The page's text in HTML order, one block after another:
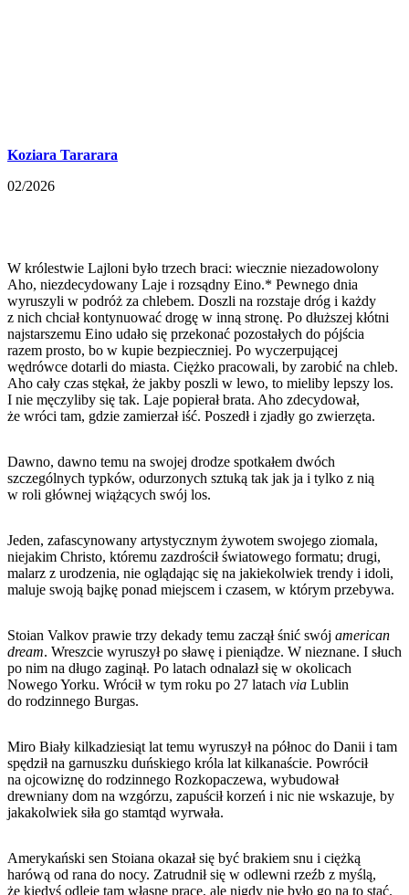
Koziara Tararara
02/2026
W królestwie Lajloni było trzech braci: wiecznie niezadowolony
Aho, niezdecydowany Laje i rozsądny Eino.* Pewnego dnia
wyruszyli w podróż za chlebem. Doszli na rozstaje dróg i każdy
z nich chciał kontynuować drogę w inną stronę. Po dłuższej kłótni
najstarszemu Eino udało się przekonać pozostałych do pójścia
razem prosto, bo w kupie bezpieczniej. Po wyczerpującej
wędrówce dotarli do miasta. Ciężko pracowali, by zarobić na chleb.
Aho cały czas stękał, że jakby poszli w lewo, to mieliby lepszy los.
I nie męczyliby się tak. Laje popierał brata. Aho zdecydował,
że wróci tam, gdzie zamierzał iść. Poszedł i zjadły go zwierzęta.
Dawno, dawno temu na swojej drodze spotkałem dwóch
szczególnych typków, odurzonych sztuką tak jak ja i tylko z nią
w roli głównej wiążących swój los.
Jeden, zafascynowany artystycznym żywotem swojego ziomala,
niejakim Christo, któremu zazdrościł światowego formatu; drugi,
malarz z urodzenia, nie oglądając się na jakiekolwiek trendy i idoli,
maluje swoją bajkę ponad miejscem i czasem, w którym przebywa.
Stoian Valkov prawie trzy dekady temu zaczął śnić swój american
dream. Wreszcie wyruszył po sławę i pieniądze. W nieznane. I słuch
po nim na długo zaginął. Po latach odnalazł się w okolicach
Nowego Yorku. Wrócił w tym roku po 27 latach via Lublin
do rodzinnego Burgas.
Miro Biały kilkadziesiąt lat temu wyruszył na północ do Danii i tam
spędził na garnuszku duńskiego króla lat kilkanaście. Powrócił
na ojcowiznę do rodzinnego Rozkopaczewa, wybudował
drewniany dom na wzgórzu, zapuścił korzeń i nic nie wskazuje, by
jakakolwiek siła go stamtąd wyrwała.
Amerykański sen Stoiana okazał się być brakiem snu i ciężką
harówą od rana do nocy. Zatrudnił się w odlewni rzeźb z myślą,
że kiedyś odleje tam własne prace, ale nigdy nie było go na to stać.